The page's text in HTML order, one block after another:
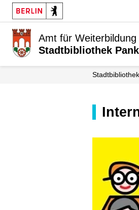
Amt für
Stadtbibliothek